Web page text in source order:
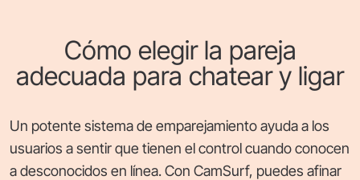
Cómo elegir la pareja
adecuada para chatear y ligar
Un potente sistema de emparejamiento ayuda a los
usuarios a sentir que tienen el control cuando conocen
a desconocidos en línea. Con CamSurf, puedes afinar